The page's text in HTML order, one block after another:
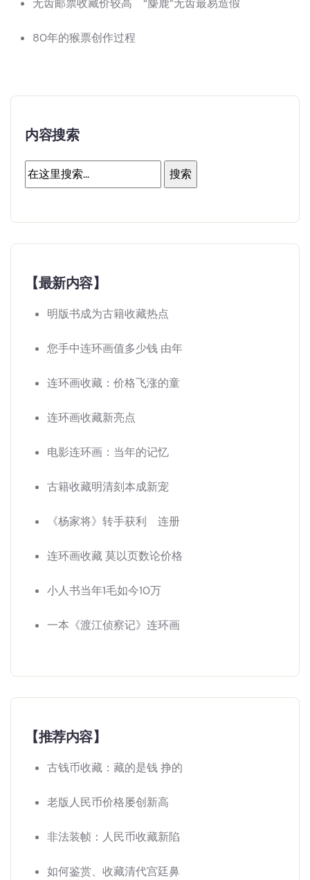
无齿邮票收藏价较高 “麋鹿”无齿最易造假
80年的猴票创作过程
内容搜索
【最新内容】
明版书成为古籍收藏热点
您手中连环画值多少钱 由年
连环画收藏：价格飞涨的童
连环画收藏新亮点
电影连环画：当年的记忆
古籍收藏明清刻本成新宠
《杨家将》转手获利 连册
连环画收藏 莫以页数论价格
小人书当年1毛如今10万
一本《渡江侦察记》连环画
【推荐内容】
古钱币收藏：藏的是钱 挣的
老版人民币价格屡创新高
非法装帧：人民币收藏新陷
如何鉴赏、收藏清代宫廷鼻